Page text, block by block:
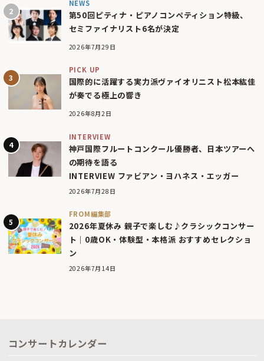
NEWS
第50回ピティナ・ピアノコンペティション特級、
セミファイナリスト6名が決定
2026年7月29日
PICK UP
国際的に活躍する実力派ヴァイオリニスト松本紘佳
が奏でる極上の響き
2026年8月2日
INTERVIEW
神戸国際フルートコンクール優勝者、日本ツアーへ
の期待を語る
INTERVIEW ファビアン・ヨハネス・エッガー
2026年7月28日
FROM編集部
2026年夏休み 親子で楽しむ♪クラシックコンサー
ト｜0歳OK・体験型・本格派 おすすめセレクショ
ン
2026年7月14日
コンサートカレンダー